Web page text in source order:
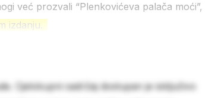
već prozvali “Plenkovićeva palača moći”,
izdanju.
Cjelokupni sadržaj dostupan je isključivo